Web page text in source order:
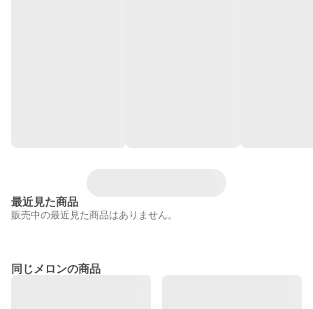
最近見た商品
販売中の最近見た商品はありません。
同じメロンの商品